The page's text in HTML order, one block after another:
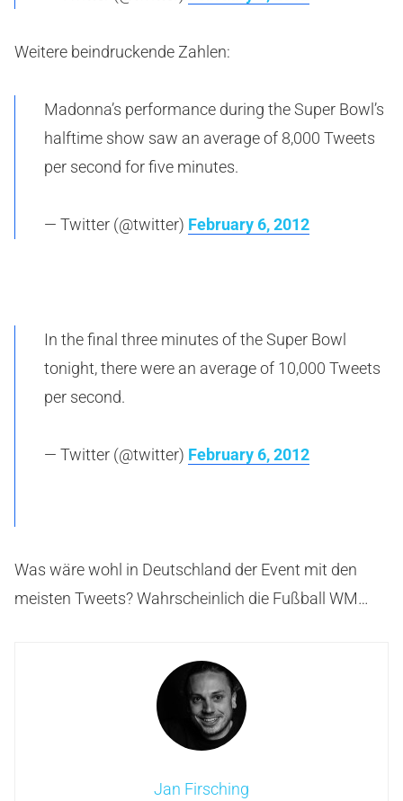
Weitere beindruckende Zahlen:
Madonna’s performance during the Super Bowl’s
halftime show saw an average of 8,000 Tweets
per second for five minutes.
— Twitter (@twitter) February 6, 2012
In the final three minutes of the Super Bowl
tonight, there were an average of 10,000 Tweets
per second.
— Twitter (@twitter) February 6, 2012
Was wäre wohl in Deutschland der Event mit den
meisten Tweets? Wahrscheinlich die Fußball WM…
Jan Firsching